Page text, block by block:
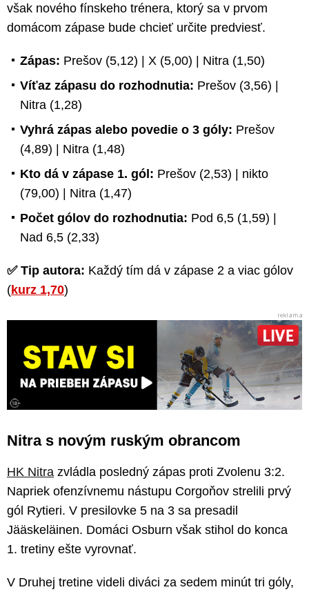
však nového fínskeho trénera, ktorý sa v prvom
domácom zápase bude chcieť určite predviesť.
Zápas: Prešov (5,12) | X (5,00) | Nitra (1,50)
Víťaz zápasu do rozhodnutia: Prešov (3,56) |
Nitra (1,28)
Vyhrá zápas alebo povedie o 3 góly: Prešov
(4,89) | Nitra (1,48)
Kto dá v zápase 1. gól: Prešov (2,53) | nikto
(79,00) | Nitra (1,47)
Počet gólov do rozhodnutia: Pod 6,5 (1,59) |
Nad 6,5 (2,33)
✅ Tip autora: Každý tím dá v zápase 2 a viac gólov
(kurz 1,70)
Nitra s novým ruským obrancom
HK Nitra zvládla posledný zápas proti Zvolenu 3:2.
Napriek ofenzívnemu nástupu Corgoňov strelili prvý
gól Rytieri. V presilovke 5 na 3 sa presadil
Jääskeläinen. Domáci Osburn však stihol do konca
1. tretiny ešte vyrovnať.
V Druhej tretine videli diváci za sedem minút tri góly,